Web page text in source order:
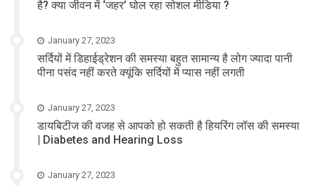
है? क्या जीवन में ‘जहर’ घोल रहा सोशल मीडिया ?
January 27, 2023
सर्दियों में डिहाईड्रेशन की समस्या बहुत सामान्य है लोग ज्यादा पानी
पीना पसंद नहीं करते क्यूंकि सर्दियों में प्यास नहीं लगती
January 27, 2023
डायबिटीज की वजह से आपको हो सकती है हियरिंग लॉस की समस्या
| Diabetes and Hearing Loss
January 27, 2023